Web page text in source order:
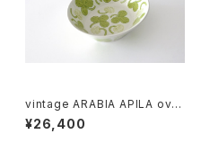
vintage ARABIA APILA ovai
bowl / ヴィンテージ アラビア
アピラ オーバルボウル
¥26,400